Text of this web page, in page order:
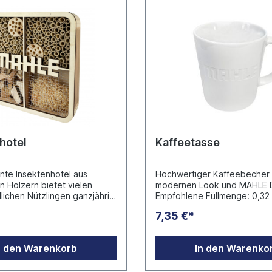
Insektenhotel aus
Hölzern bietet vielen
Nützlingen ganzjährig
oder Ohrwürmer
des Hotels eine wertvolle
geschützten
oder ein
den Warenkorb
Kaffeetasse
Hochwertiger Kaffeebecher
modernen Look und MAHLE
Empfohlene Füllmenge: 0,32
PorzellanManufaktur GmbH
porzellan.de
7,35 €*
In den